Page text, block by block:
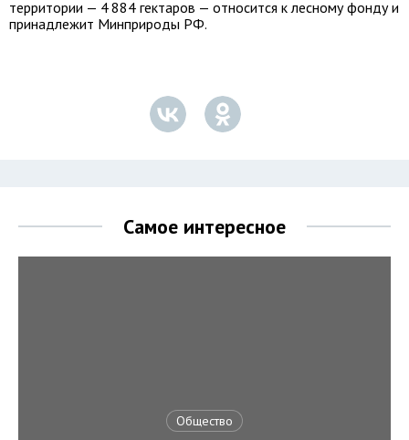
территории — 4 884 гектаров — относится к лесному фонду и
принадлежит Минприроды РФ.
Самое интересное
Общество